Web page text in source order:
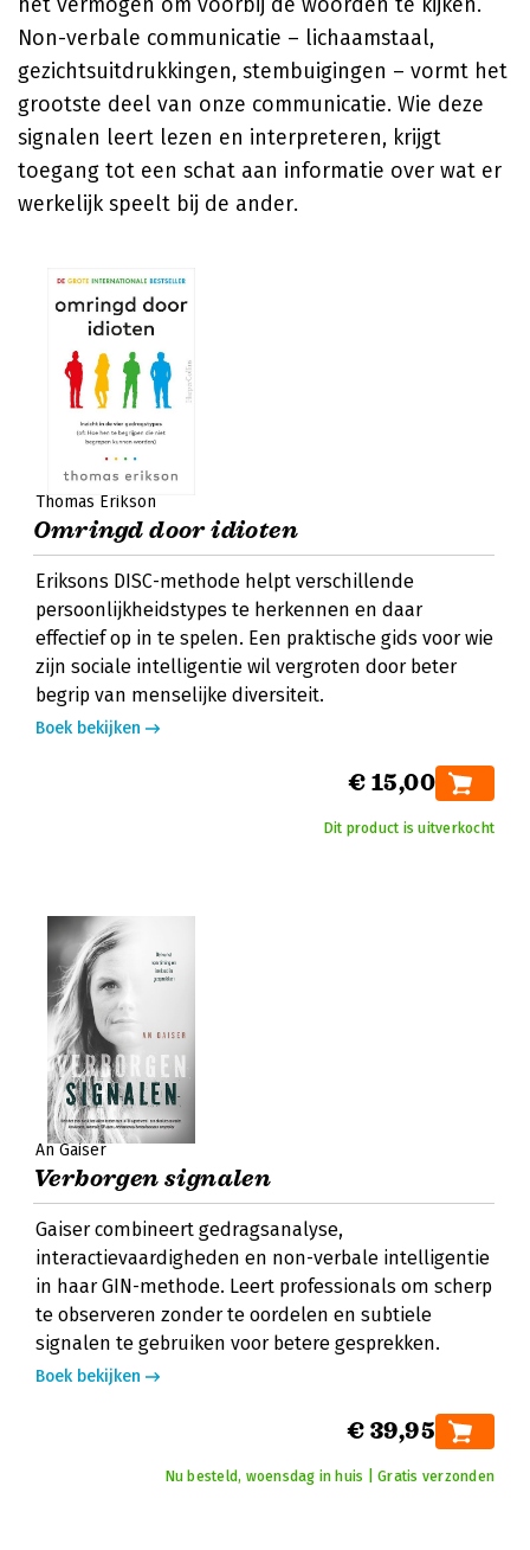
Non-verbale communicatie – lichaamstaal,
gezichtsuitdrukkingen, stembuigingen – vormt het
grootste deel van onze communicatie. Wie deze
signalen leert lezen en interpreteren, krijgt
toegang tot een schat aan informatie over wat er
werkelijk speelt bij de ander.
Thomas Erikson
Omringd door idioten
Eriksons DISC-methode helpt verschillende
persoonlijkheidstypes te herkennen en daar
effectief op in te spelen. Een praktische gids voor wie
zijn sociale intelligentie wil vergroten door beter
begrip van menselijke diversiteit.
Boek bekijken
€ 15,00
Dit product is uitverkocht
An Gaiser
Verborgen signalen
Gaiser combineert gedragsanalyse,
interactievaardigheden en non-verbale intelligentie
in haar GIN-methode. Leert professionals om scherp
te observeren zonder te oordelen en subtiele
signalen te gebruiken voor betere gesprekken.
Boek bekijken
€ 39,95
Nu besteld, woensdag in huis | Gratis verzonden